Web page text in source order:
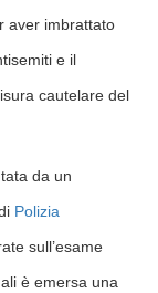
aver imbrattato
e il
cautelare del
da un
Polizia
sull’esame
è emersa una